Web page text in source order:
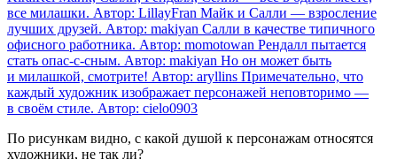
все милашки. Автор: LillayFran Майк и Салли — взросление
лучших друзей. Автор: makiyan Салли в качестве типичного
офисного работника. Автор: momotowan Рендалл пытается
стать опас-с-сным. Автор: makiyan Но он может быть
и милашкой, смотрите! Автор: aryllins Примечательно, что
каждый художник изображает персонажей неповторимо —
в своём стиле. Автор: cielo0903
По рисункам видно, с какой душой к персонажам относятся
художники, не так ли?